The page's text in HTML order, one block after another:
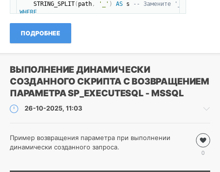
    STRING_SPLIT
( path , '_' ) AS s
-- Замените '_' на ваш
WHERE
-- Для выбора какой из параметров по порядку взять,
ПОДРОБНЕЕ
ВЫПОЛНЕНИЕ ДИНАМИЧЕСКИ
СОЗДАННОГО СКРИПТА С ВОЗВРАЩЕНИЕМ
ПАРАМЕТРА SP_EXECUTESQL - MSSQL
26-10-2025, 11:03
Базы
данных
0
Пример возвращения параметра при выполнении
динамически созданного запроса.